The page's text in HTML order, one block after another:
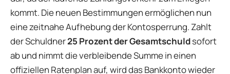
kommt. Die neuen Bestimmungen ermöglichen nun
eine zeitnahe Aufhebung der Kontosperrung. Zahlt
der Schuldner25 Prozent der Gesamtschuldsofort
ab und nimmt die verbleibende Summe in einen
offiziellen Ratenplan auf, wird das Bankkonto wieder